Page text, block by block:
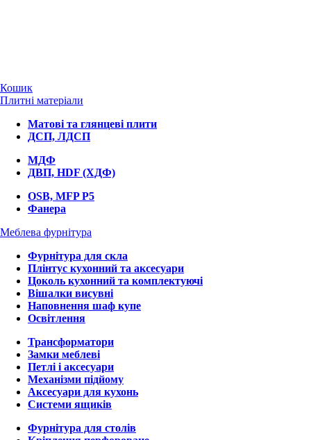
Кошик
Плитні матеріали
Матові та глянцеві плити
ДСП, ЛДСП
МДФ
ДВП, HDF (ХДФ)
OSB, MFP P5
Фанера
Меблева фурнітура
Фурнітура для скла
Плінтус кухонний та аксесуари
Цоколь кухонний та комплектуючі
Вішалки висувні
Наповнення шаф купе
Освітлення
Трансформатори
Замки меблеві
Петлі і аксесуари
Механізми підйому
Аксесуари для кухонь
Системи ящиків
Фурнітура для столів